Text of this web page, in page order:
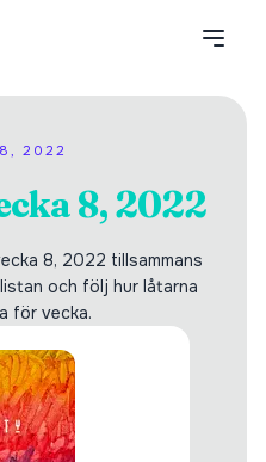
2022
8, 2022
8, 2022 tillsammans
och följ hur låtarna
för vecka.